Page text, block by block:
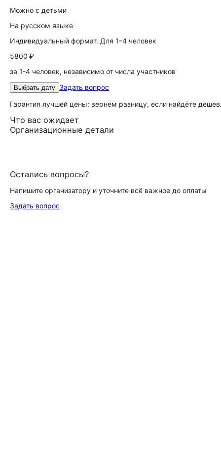
Можно с детьми
На русском языке
Индивидуальный формат. Для 1–4 человек
5800 ₽
за 1-4 человек, независимо от числа участников
Выбрать дату Задать вопрос
Гарантия лучшей цены: вернём разницу, если найдёте
Что вас ожидает
Организационные детали
Остались вопросы?
Напишите организатору и уточните всё важное до оплаты
Задать вопрос